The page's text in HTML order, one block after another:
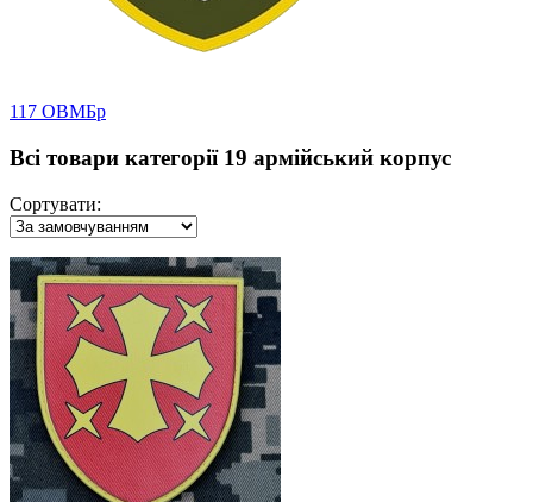
117 ОВМБр
Всі товари категорії 19 армійський корпус
Сортувати: